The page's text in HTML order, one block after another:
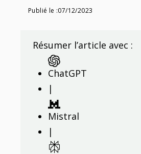
Publié le :07/12/2023
Résumer l’article avec :
ChatGPT
|
Mistral
|